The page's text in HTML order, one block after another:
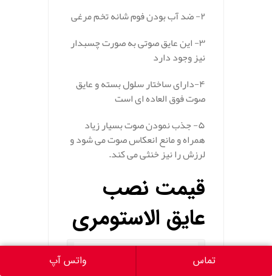
۲- ضد آب بودن فوم شانه تخم مرغی
۳- این عایق صوتی به صورت چسبدار
نیز وجود دارد
۴-دارای ساختار سلول بسته و عایق
صوت فوق العاده ای است
۵- جذب نمودن صوت بسیار زیاد
همراه و مانع انعکاس صوت می شود و
لرزش را نیز خنثی می کند.
قیمت نصب
عایق الاستومری
تماس واتس آپ